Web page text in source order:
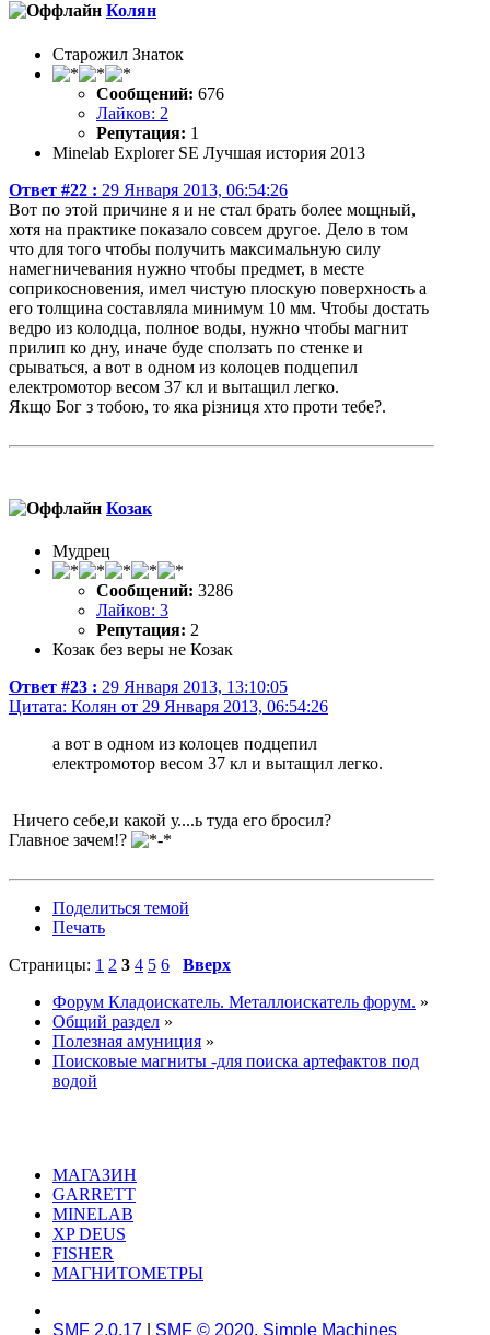
Колян
Старожил Знаток
Сообщений: 676
Лайков: 2
Репутация: 1
Minelab Explorer SE Лучшая история 2013
Ответ #22 : 29 Января 2013, 06:54:26
Вот по этой причине я и не стал брать более мощный,
хотя на практике показало совсем другое. Дело в том
что для того чтобы получить максимальную силу
намегничевания нужно чтобы предмет, в месте
соприкосновения, имел чистую плоскую поверхность а
его толщина составляла минимум 10 мм. Чтобы достать
ведро из колодца, полное воды, нужно чтобы магнит
прилип ко дну, иначе буде сползать по стенке и
срываться, а вот в одном из колоцев подцепил
електромотор весом 37 кл и вытащил легко.
Якщо Бог з тобою, то яка різниця хто проти тебе?.
Козак
Мудрец
Сообщений: 3286
Лайков: 3
Репутация: 2
Козак без веры не Козак
Ответ #23 : 29 Января 2013, 13:10:05
Цитата: Колян от 29 Января 2013, 06:54:26
а вот в одном из колоцев подцепил
електромотор весом 37 кл и вытащил легко.
Ничего себе,и какой у....ь туда его бросил?
Главное зачем!?
Поделиться темой
Печать
Страницы: 1 2 3 4 5 6
Вверх
Форум Кладоискатель. Металлоискатель форум. »
Общий раздел »
Полезная амуниция »
Поисковые магниты -для поиска артефактов под
водой
МАГАЗИН
GARRETT
MINELAB
XP DEUS
FISHER
МАГНИТОМЕТРЫ
SMF 2.0.17 SMF © 2020, Simple Machines